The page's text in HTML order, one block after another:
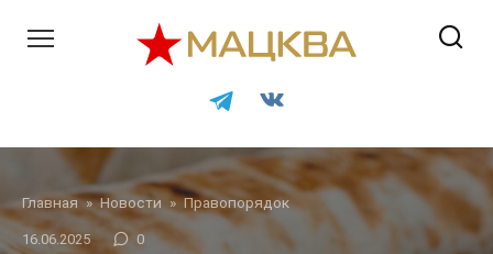
Главная » Новости » Правопорядок
16.06.2025 0